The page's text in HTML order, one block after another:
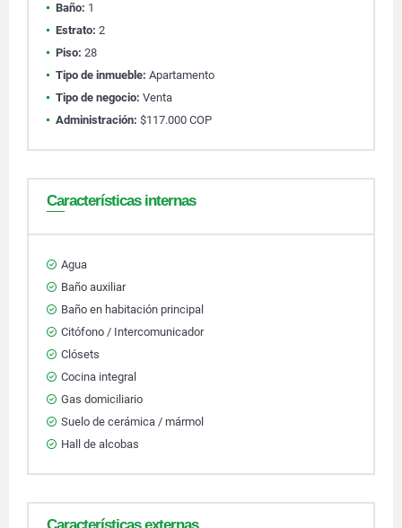
Baño: 1
Estrato: 2
Piso: 28
Tipo de inmueble: Apartamento
Tipo de negocio: Venta
Administración: $117.000 COP
Características internas
Agua
Baño auxiliar
Baño en habitación principal
Citófono / Intercomunicador
Clósets
Cocina integral
Gas domiciliario
Suelo de cerámica / mármol
Hall de alcobas